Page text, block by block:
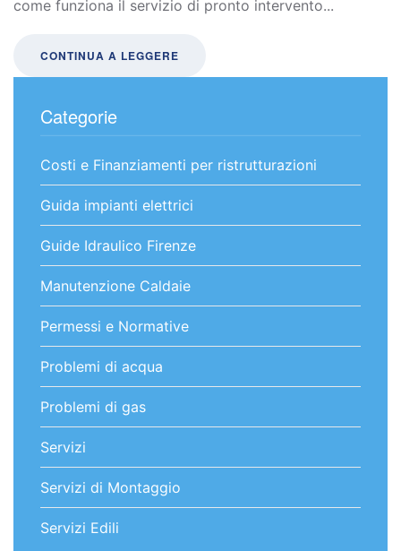
FIRENZE:
E
come funziona il servizio di pronto intervento...
CONTINUA A LEGGERE
Categorie
Costi e Finanziamenti per ristrutturazioni
Guida impianti elettrici
Guide Idraulico Firenze
Manutenzione Caldaie
Permessi e Normative
Problemi di acqua
Problemi di gas
Servizi
Servizi di Montaggio
Servizi Edili